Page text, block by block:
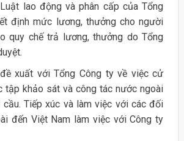
lao động và phân cấp của Tổng
định mức lương, thưởng cho người
quy chế trả lương, thưởng do Tổng
xuất với Tổng Công ty về việc cử
tập khảo sát và công tác nước ngoài
Tiếp xúc và làm việc với các đối
đến Việt Nam làm việc với Công ty